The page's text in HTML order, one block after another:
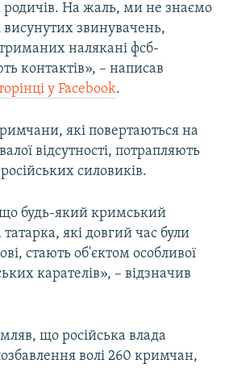
родичів. На жаль, ми не знаємо
висунутих звинувачень,
налякані фсб-
контактів», – написав
у Facebook.
які повертаються на
відсутності, потрапляють
силовиків.
будь-який кримський
які довгий час були
стають об'єктом особливої
карателів», – відзначив
що російська влада
волі 260 кримчан,